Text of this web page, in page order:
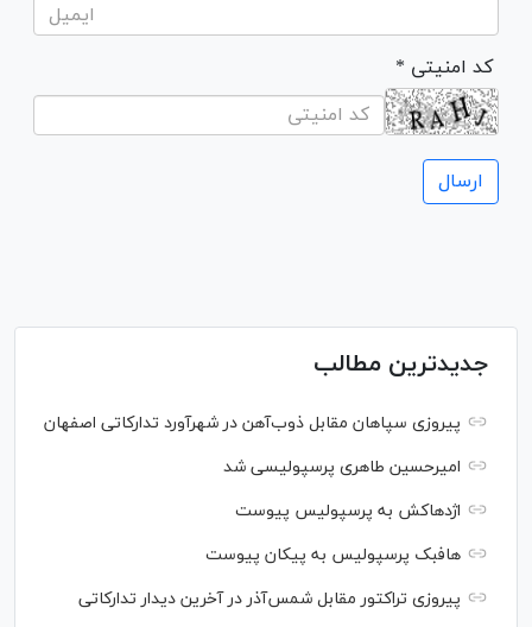
* کد امنیتی
جدیدترین مطالب
پیروزی سپاهان مقابل ذوب‌آهن در شهرآورد تدارکاتی اصفهان
امیرحسین طاهری پرسپولیسی شد
اژدهاکش به پرسپولیس پیوست
هافبک پرسپولیس به پیکان پیوست
پیروزی تراکتور مقابل شمس‌آذر در آخرین دیدار تدارکاتی